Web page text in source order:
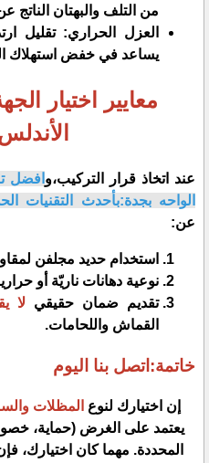
من التلف والبهتان
​العزل الحراري: تقليل
يساعد في خفض استهلاك
​معايير اختيار
​عند اتخاذ قرار التركيب،و افضل
الواحه بجدة:بأحدث التقنيات
عن:
​استخدام حديد مجلفن
​نوعية دهانات ناريّة أو
​تقديم ضمان حقيقي لا
القماش واللحامات.
​خاتمة:اتصل بنا اليوم
​إن اختيارك لنوع المظلات
يعتمد على الغرض (حماية،
المحددة. مهما كان اختيارك،